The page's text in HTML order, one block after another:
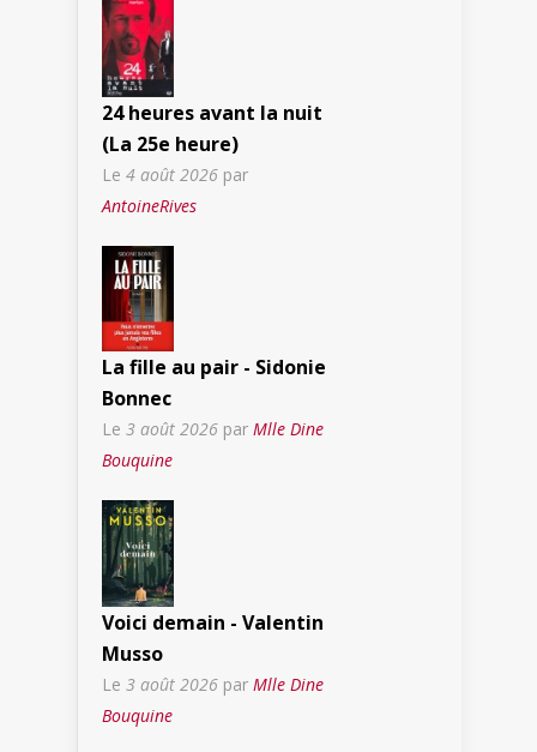
24 heures avant la nuit
(La 25e heure)
Le 4 août 2026 par
AntoineRives
La fille au pair - Sidonie
Bonnec
Le 3 août 2026 par Mlle Dine
Bouquine
Voici demain - Valentin
Musso
Le 3 août 2026 par Mlle Dine
Bouquine